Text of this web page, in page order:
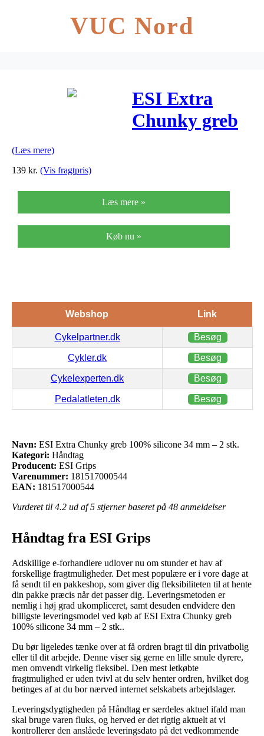
VUC Nord
ESI Extra
Chunky greb
(Læs mere)
139 kr. (Vis fragtpris)
Læs mere »
Køb nu »
Webshop Link
Cykelpartner.dk Besøg
Cykler.dk Besøg
Cykelexperten.dk Besøg
Pedalatleten.dk Besøg
Navn: ESI Extra Chunky greb 100% silicone 34 mm – 2 stk.
Kategori: Håndtag
Producent: ESI Grips
Varenummer: 181517000544
EAN: 181517000544
Vurderet til 4.2 ud af 5 stjerner baseret på 48 anmeldelser
Håndtag fra ESI Grips
Adskillige e-forhandlere udlover nu om stunder et hav af
forskellige fragtmuligheder. Det mest populære er i vore dage at
få sendt til en pakkeshop, som giver dig fleksibiliteten til at hente
din pakke præcis når det passer dig. Leveringsmetoden er
nemlig i høj grad ukompliceret, samt desuden endvidere den
billigste leveringsmodel ved køb af ESI Extra Chunky greb
100% silicone 34 mm – 2 stk..
Du bør ligeledes tænke over at få ordren bragt til din privatbolig
eller til dit arbejde. Denne viser sig gerne en lille smule dyrere,
men omvendt virkelig fleksibel. Den mest letkøbte
fragtmulighed er uden tvivl at du selv henter ordren, hvilket dog
betinges af at du bor nærved internet selskabets arbejdslager.
Leveringsdygtigheden på Håndtag er særdeles aktuel ifald man
skal bruge varen fluks, og herved er det rigtig aktuelt at vi
kontrollerer den anslåede leveringsdato på det vedkommende